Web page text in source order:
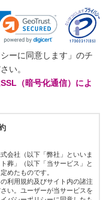
ーに同意します」のチ
い。
（暗号化通信）によ
会社（以下「弊社」といいま
葬」（以下「当サービス」と
めたものです。
利用規約及びサイト内の諸注
い。ユーザーが当サービスを